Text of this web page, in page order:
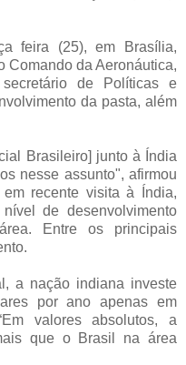
feira (25), em Brasília,
Comando da Aeronáutica,
de Políticas e
da pasta, além
Brasileiro] junto à Índia
nesse assunto", afirmou
recente visita à Índia,
de desenvolvimento
Entre os principais
a nação indiana investe
por ano apenas em
valores absolutos, a
que o Brasil na área